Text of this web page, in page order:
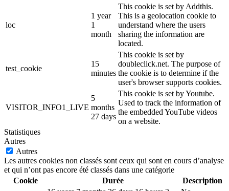
loc
1 year
1
month
This cookie is set by Addthis.
This is a geolocation cookie to
understand where the users
sharing the information are
located.
test_cookie
15
minutes
This cookie is set by
doubleclick.net. The purpose of
the cookie is to determine if the
user's browser supports cookies.
VISITOR_INFO1_LIVE
5
months
27 days
This cookie is set by Youtube.
Used to track the information of
the embedded YouTube videos
on a website.
Statistiques
Autres
Autres
Les autres cookies non classés sont ceux qui sont en cours d’analyse
et qui n’ont pas encore été classés dans une catégorie
Cookie
Durée
Description